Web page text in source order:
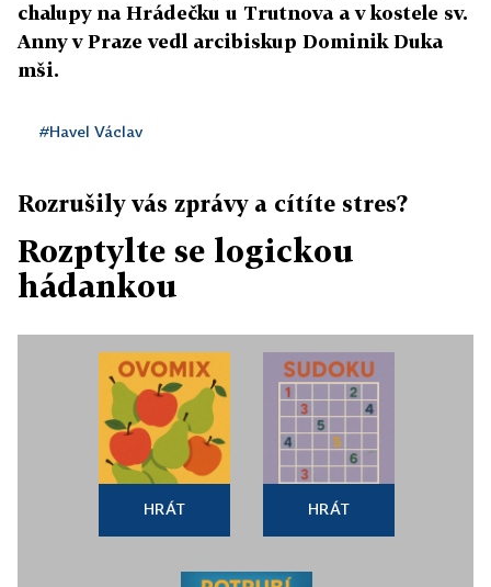
chalupy na Hrádečku u Trutnova a v kostele sv.
Anny v Praze vedl arcibiskup Dominik Duka
mši.
#Havel Václav
Rozrušily vás zprávy a cítíte stres?
Rozptylte se logickou
hádankou
HRÁT HRÁT